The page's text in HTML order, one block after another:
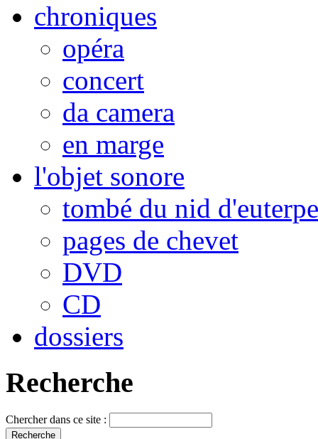
chroniques
opéra
concert
da camera
en marge
l'objet sonore
tombé du nid d'euterpe
pages de chevet
DVD
CD
dossiers
Recherche
Chercher dans ce site :